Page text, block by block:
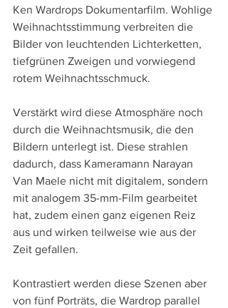
Ken Wardrops Dokumentarfilm. Wohlige
Weihnachtsstimmung verbreiten die
Bilder von leuchtenden Lichterketten,
tiefgrünen Zweigen und vorwiegend
rotem Weihnachtsschmuck.
Verstärkt wird diese Atmosphäre noch
durch die Weihnachtsmusik, die den
Bildern unterlegt ist. Diese strahlen
dadurch, dass Kameramann Narayan
Van Maele nicht mit digitalem, sondern
mit analogem 35-mm-Film gearbeitet
hat, zudem einen ganz eigenen Reiz
aus und wirken teilweise wie aus der
Zeit gefallen.
Kontrastiert werden diese Szenen aber
von fünf Porträts, die Wardrop parallel